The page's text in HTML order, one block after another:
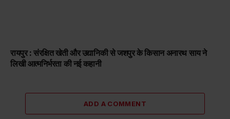
रायपुर : संरक्षित खेती और उद्यानिकी से जशपुर के किसान अनारथ साय ने
लिखी आत्मनिर्भरता की नई कहानी
ADD A COMMENT